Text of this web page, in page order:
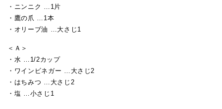
・ニンニク …1片
・鷹の爪 …1本
・オリーブ油 …大さじ1
＜Ａ＞
・水 …1/2カップ
・ワインビネガー …大さじ2
・はちみつ …大さじ2
・塩 …小さじ1